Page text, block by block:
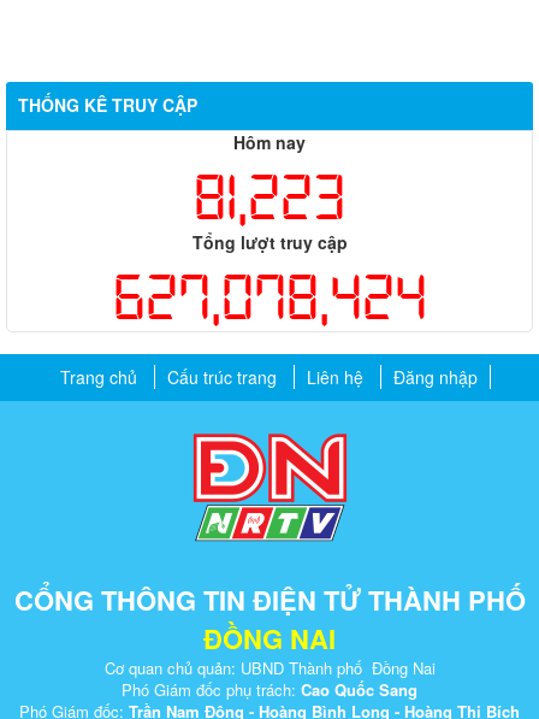
THỐNG KÊ TRUY CẬP
Hôm nay
81,223
Tổng lượt truy cập
627,078,424
Trang chủ Cấu trúc trang Liên hệ Đăng nhập
CỔNG THÔNG TIN ĐIỆN TỬ THÀNH PHỐ
ĐỒNG NAI
Cơ quan chủ quản: UBND Thành phố Đồng Nai
Phó Giám đốc phụ trách: Cao Quốc Sang
Phó Giám đốc: Trần Nam Đông - Hoàng Bình Long - Hoàng Thị Bích